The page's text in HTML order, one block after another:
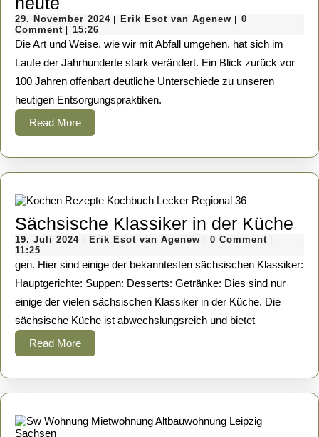
und
Wiederverwertung:
Ein
Vergleich
zwischen
gestern
heute
29. November 202429.
2024
Erik Esot van Agenew Erik
van
Agenew
0
Comment
15:26
Die Art und Weise, wie wir mit Abfall umgehen, hat sich im
Laufe der Jahrhunderte stark verändert. Ein Blick zurück vor
100 Jahren offenbart deutliche Unterschiede zu unseren
heutigen Entsorgungspraktiken.
Read MoreRead
More
Sächsische Klassiker in der Küche
in
19. Juli 202419.
2024
Erik Esot van Agenew Erik
van
Agenew
0 Comment
11:25
gen. Hier sind einige der bekanntesten sächsischen Klassiker:
Hauptgerichte: Suppen: Desserts: Getränke: Dies sind nur
einige der vielen sächsischen Klassiker in der Küche. Die
sächsische Küche ist abwechslungsreich und bietet
Read MoreRead
More